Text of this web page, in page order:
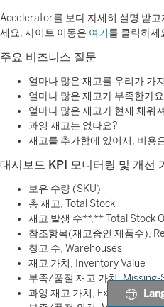
Accelerator를 보다 자세히 설명 받
세요, 사이트 이동은 여기를 클릭하세
주요 비즈니스 질문
얼마나 많은 재고를 우리가 가
얼마나 많은 재고가 부족한가
얼마나 많은 재고가 현재 채워
과잉 재고는 없나요?
재고를 추가함에 있어서, 비용
대시보드 KPI 모니터링 및 개선
보유 수량 (SKU)
총 재고, Total Stock
재고 발생 수**,** Total Stock
참조항목(재고중인 제품수),
창고 수, Warehouses
재고 가치, Inventory Value
부족/품절 재고 가치, Missing-
과잉 재고 가치, Excess-Stock